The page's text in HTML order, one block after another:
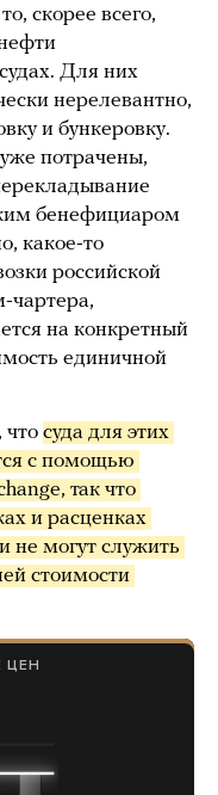
скорее всего,
Для них
нерелевантно,
и бункеровку.
потрачены,
бенефициаром
какое-то
российской
чартера,
на конкретный
единичной
что суда для этих
с помощью
так что
и расценках
не могут служить
стоимости
ЦЕН